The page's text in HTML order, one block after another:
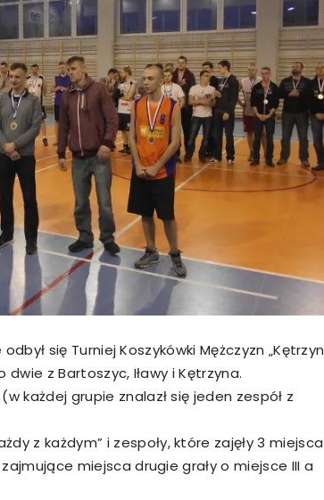
MOSiR
Kętrzyn
się Turniej Koszykówki Mężczyzn „Kętrzyn
dwie z Bartoszyc, Iławy i Kętrzyna.
każdej grupie znalazł się jeden zespół z
z każdym” i zespoły, które zajęły 3 miejsca
miejsca drugie grały o miejsce III a